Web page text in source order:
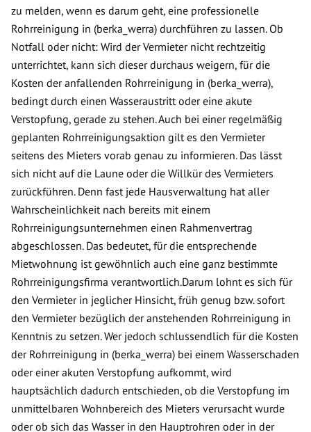
zu melden, wenn es darum geht, eine professionelle
Rohrreinigung in (berka_werra) durchführen zu lassen. Ob
Notfall oder nicht: Wird der Vermieter nicht rechtzeitig
unterrichtet, kann sich dieser durchaus weigern, für die
Kosten der anfallenden Rohrreinigung in (berka_werra),
bedingt durch einen Wasseraustritt oder eine akute
Verstopfung, gerade zu stehen. Auch bei einer regelmäßig
geplanten Rohrreinigungsaktion gilt es den Vermieter
seitens des Mieters vorab genau zu informieren. Das lässt
sich nicht auf die Laune oder die Willkür des Vermieters
zurückführen. Denn fast jede Hausverwaltung hat aller
Wahrscheinlichkeit nach bereits mit einem
Rohrreinigungsunternehmen einen Rahmenvertrag
abgeschlossen. Das bedeutet, für die entsprechende
Mietwohnung ist gewöhnlich auch eine ganz bestimmte
Rohrreinigungsfirma verantwortlich.Darum lohnt es sich für
den Vermieter in jeglicher Hinsicht, früh genug bzw. sofort
den Vermieter bezüglich der anstehenden Rohrreinigung in
Kenntnis zu setzen. Wer jedoch schlussendlich für die Kosten
der Rohrreinigung in (berka_werra) bei einem Wasserschaden
oder einer akuten Verstopfung aufkommt, wird
hauptsächlich dadurch entschieden, ob die Verstopfung im
unmittelbaren Wohnbereich des Mieters verursacht wurde
oder ob sich das Wasser in den Hauptrohren oder in der